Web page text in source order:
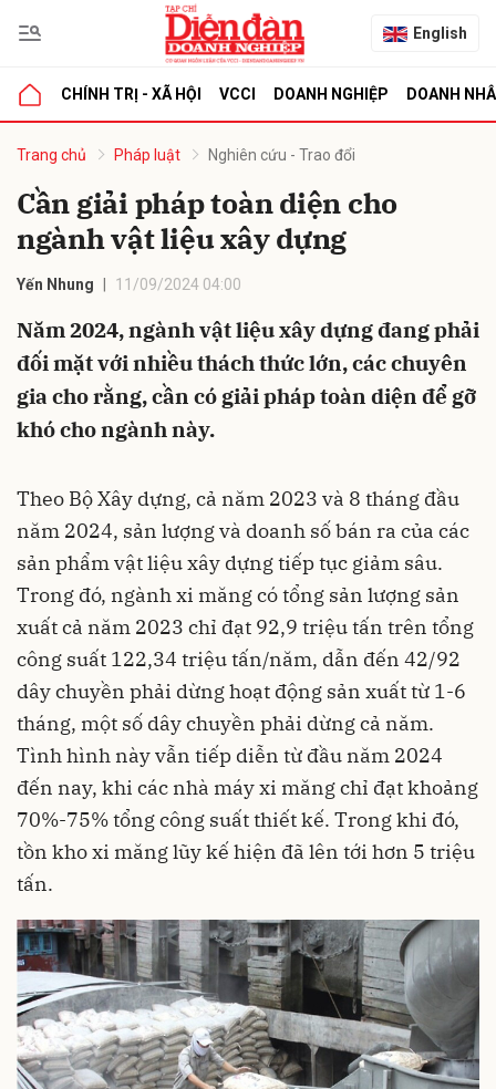
English
CHÍNH TRỊ - XÃ HỘI VCCI DOANH NGHIỆP DOANH
Trang chủ Pháp luật Nghiên cứu - Trao đổi
Cần giải pháp toàn diện cho
ngành vật liệu xây dựng
Yến Nhung 11/09/2024 04:00
Năm 2024, ngành vật liệu xây dựng đang phải
đối mặt với nhiều thách thức lớn, các chuyên
gia cho rằng, cần có giải pháp toàn diện để gỡ
khó cho ngành này.
Theo Bộ Xây dựng, cả năm 2023 và 8 tháng đầu
năm 2024, sản lượng và doanh số bán ra của các
sản phẩm vật liệu xây dựng tiếp tục giảm sâu.
Trong đó, ngành xi măng có tổng sản lượng sản
xuất cả năm 2023 chỉ đạt 92,9 triệu tấn trên tổng
công suất 122,34 triệu tấn/năm, dẫn đến 42/92
dây chuyền phải dừng hoạt động sản xuất từ 1-6
tháng, một số dây chuyền phải dừng cả năm.
Tình hình này vẫn tiếp diễn từ đầu năm 2024
đến nay, khi các nhà máy xi măng chỉ đạt khoảng
70%-75% tổng công suất thiết kế. Trong khi đó,
tồn kho xi măng lũy kế hiện đã lên tới hơn 5 triệu
tấn.
luận
Hủy